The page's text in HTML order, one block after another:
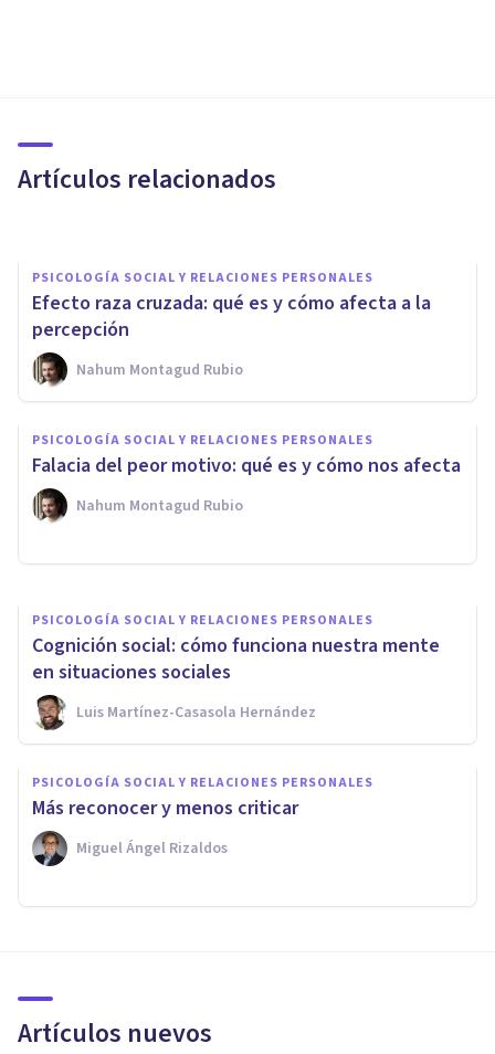
Artículos relacionados
aparecen?
PSICOLOGÍA SOCIAL Y RELACIONES PERSONALES
Efecto raza cruzada: qué es y cómo afecta a la
percepción
Nahum Montagud Rubio
PSICOLOGÍA SOCIAL Y RELACIONES PERSONALES
Falacia del peor motivo: qué es y cómo nos afecta
Nahum Montagud Rubio
Sesgo del statu quo: qué es,
cómo nos afecta, y ejemplos
PSICOLOGÍA SOCIAL Y RELACIONES PERSONALES
Cognición social: cómo funciona nuestra mente
en situaciones sociales
Luis Martínez-Casasola Hernández
PSICOLOGÍA SOCIAL Y RELACIONES PERSONALES
Más reconocer y menos criticar
Miguel Ángel Rizaldos
Artículos nuevos